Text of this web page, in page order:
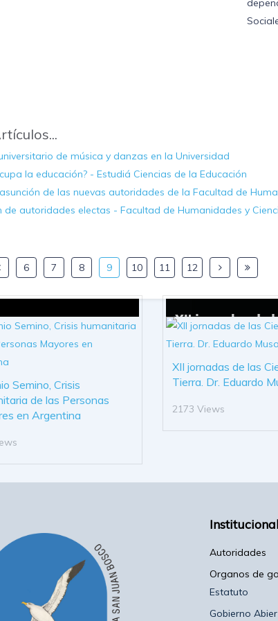
de música y danzas en la Universidad
la educación? - Estudiá Ciencias de la Educación
de las nuevas autoridades de la Facultad de
de autoridades electas - Facultad de Humanidades y
6 7 8 9 10 11 12
Semino, Crisis
de las Personas
en Argentina
XII jornadas de las
Tierra. Dr. Eduardo
2173 Views
Institucional
Autoridades
Organos de
Estatuto
Gobierno